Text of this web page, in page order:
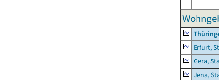
Erfurt,
Gera,
Jena,